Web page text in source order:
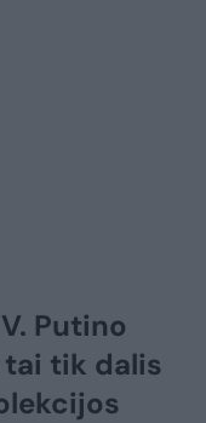
Putino
tai tik dalis